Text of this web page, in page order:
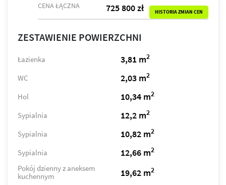
CENA ŁĄCZNA 725 800 zł HISTORIA ZMIAN CEN
ZESTAWIENIE POWIERZCHNI
Łazienka 3,81 m2
WC 2,03 m2
Hol 10,34 m2
Sypialnia 12,2 m2
Sypialnia 10,82 m2
Sypialnia 12,66 m2
Pokój dzienny z aneksem
kuchennym
19,62 m2